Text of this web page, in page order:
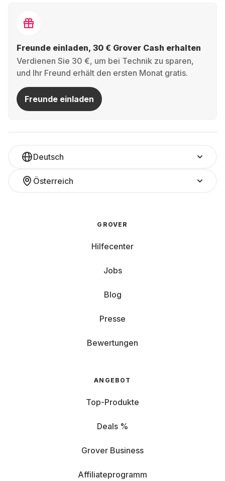
Freunde einladen, 30 € Grover Cash erhalten
Verdienen Sie 30 €, um bei Technik zu sparen,
und Ihr Freund erhält den ersten Monat gratis.
Freunde einladen
Deutsch
Österreich
GROVER
Hilfecenter
Jobs
Blog
Presse
Bewertungen
ANGEBOT
Top-Produkte
Deals %
Grover Business
Affiliateprogramm